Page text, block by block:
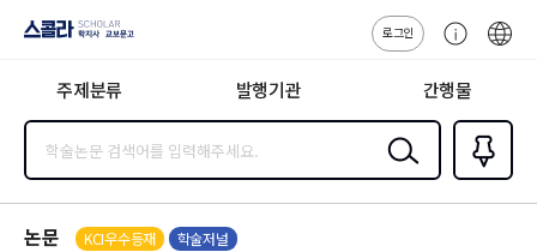
지사·교보문고
로그인
센
주제분류 발행기관 간행물
검색
즐겨찾
기0
논문 KCI우수등재 학술저널